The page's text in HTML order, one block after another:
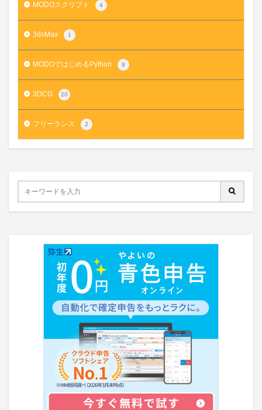
MODOスクリプト 4
3dsMax 1
MODOではじめるPython 9
3DCG 20
フリーランス 2